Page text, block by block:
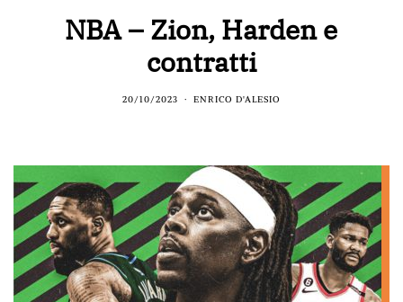
NBA – Zion, Harden e
contratti
20/10/2023 ENRICO D'ALESIO